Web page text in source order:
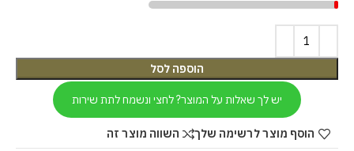
הוספה לסל
יש לך שאלות על המוצר? לחצי ונשמח לתת שירות
הוסף מוצר לרשימה שלך השווה מוצר זה